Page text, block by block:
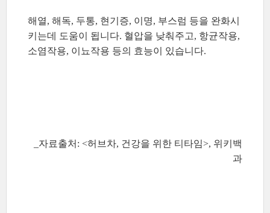
해열, 해독, 두통, 현기증, 이명, 부스럼 등을 완화시
키는데 도움이 됩니다. 혈압을 낮춰주고, 항균작용,
소염작용, 이뇨작용 등의 효능이 있습니다.
_자료출처: <허브차, 건강을 위한 티타임>, 위키백
과